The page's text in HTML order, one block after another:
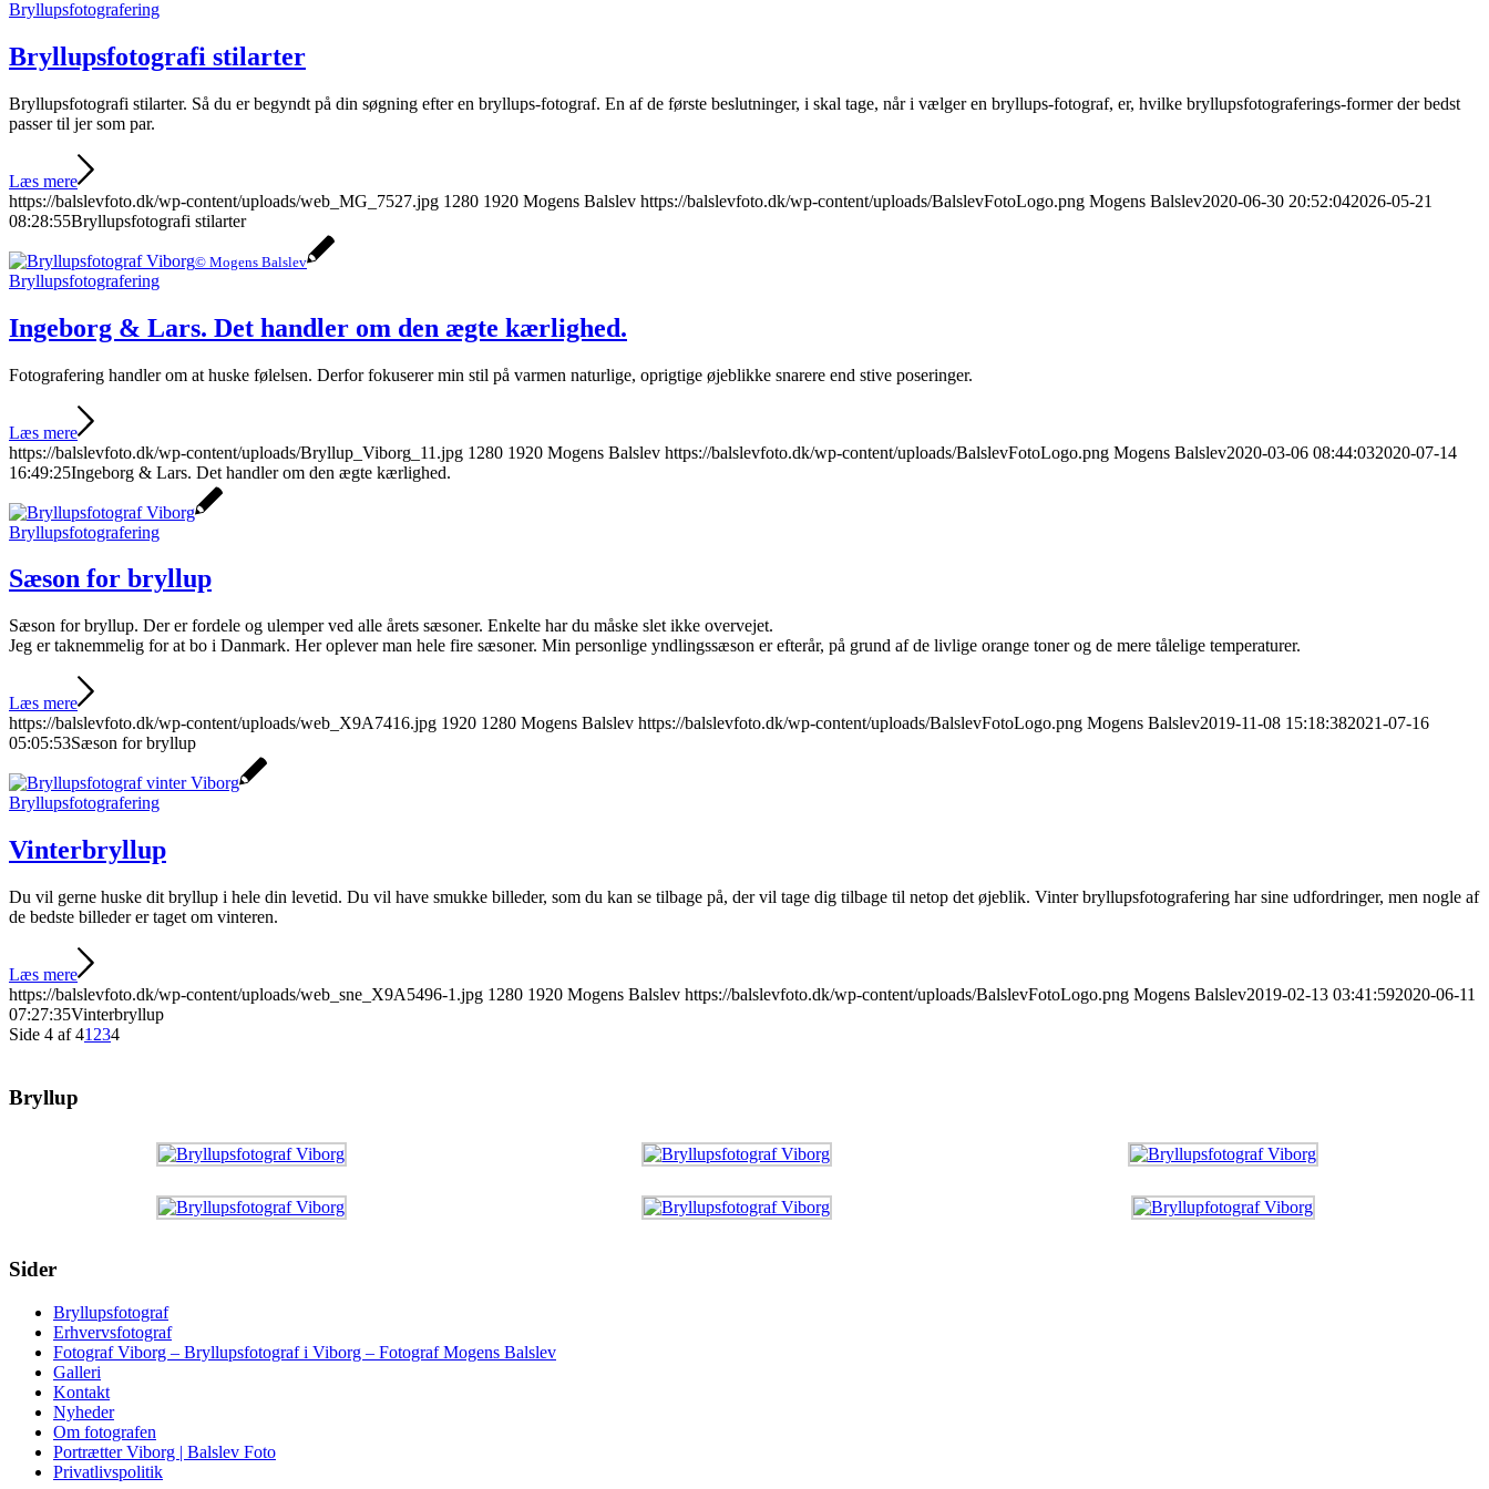
Bryllupsfotografering
Bryllupsfotografi stilarter
Bryllupsfotografi stilarter. Så du er begyndt på din søgning efter en bryllups-fotograf. En af de første beslutninger, i skal tage, når i vælger en bryllups-fotograf, er, hvilke bryllupsfotograferings-former der bedst
passer til jer som par.
Læs mere
https://balslevfoto.dk/wp-content/uploads/web_MG_7527.jpg 1280 1920 Mogens Balslev https://balslevfoto.dk/wp-content/uploads/BalslevFotoLogo.png Mogens Balslev2020-06-30 20:52:042026-05-21
08:28:55Bryllupsfotografi stilarter
© Mogens Balslev
Bryllupsfotografering
Ingeborg & Lars. Det handler om den ægte kærlighed.
Fotografering handler om at huske følelsen. Derfor fokuserer min stil på varmen naturlige, oprigtige øjeblikke snarere end stive poseringer.
Læs mere
https://balslevfoto.dk/wp-content/uploads/Bryllup_Viborg_11.jpg 1280 1920 Mogens Balslev https://balslevfoto.dk/wp-content/uploads/BalslevFotoLogo.png Mogens Balslev2020-03-06 08:44:032020-07-14
16:49:25Ingeborg & Lars. Det handler om den ægte kærlighed.
Bryllupsfotografering
Sæson for bryllup
Sæson for bryllup. Der er fordele og ulemper ved alle årets sæsoner. Enkelte har du måske slet ikke overvejet.
Jeg er taknemmelig for at bo i Danmark. Her oplever man hele fire sæsoner. Min personlige yndlingssæson er efterår, på grund af de livlige orange toner og de mere tålelige temperaturer.
Læs mere
https://balslevfoto.dk/wp-content/uploads/web_X9A7416.jpg 1920 1280 Mogens Balslev https://balslevfoto.dk/wp-content/uploads/BalslevFotoLogo.png Mogens Balslev2019-11-08 15:18:382021-07-16
05:05:53Sæson for bryllup
Bryllupsfotografering
Vinterbryllup
Du vil gerne huske dit bryllup i hele din levetid. Du vil have smukke billeder, som du kan se tilbage på, der vil tage dig tilbage til netop det øjeblik. Vinter bryllupsfotografering har sine udfordringer, men nogle af
de bedste billeder er taget om vinteren.
Læs mere
https://balslevfoto.dk/wp-content/uploads/web_sne_X9A5496-1.jpg 1280 1920 Mogens Balslev https://balslevfoto.dk/wp-content/uploads/BalslevFotoLogo.png Mogens Balslev2019-02-13 03:41:592020-06-11
07:27:35Vinterbryllup
Side 4 af 41 234
Bryllup
Sider
Bryllupsfotograf
Erhvervsfotograf
Fotograf Viborg – Bryllupsfotograf i Viborg – Fotograf Mogens Balslev
Galleri
Kontakt
Nyheder
Om fotografen
Portrætter Viborg | Balslev Foto
Privatlivspolitik